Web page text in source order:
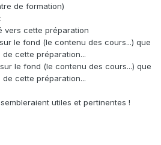
de formation)
:
vers cette préparation
le fond (le contenu des cours...) que
cette préparation...
le fond (le contenu des cours...) que
cette préparation...
utiles et pertinentes !